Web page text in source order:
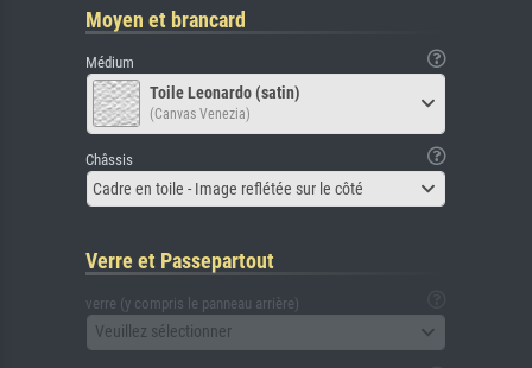
Moyen et brancard
Médium
Toile Leonardo (satin)
(Canvas Venezia)
Châssis
Cadre en toile - Image reflétée sur le côté
Verre et Passepartout
verre (y compris le panneau arrière)
Veuillez sélectionner